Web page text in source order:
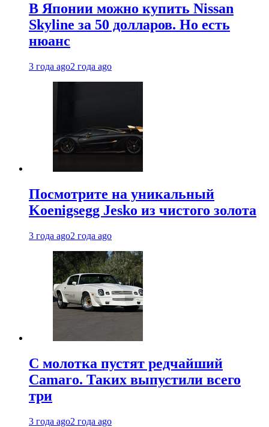
В Японии можно купить Nissan
Skyline за 50 долларов. Но есть
нюанс
3 года ago2 года ago
Посмотрите на уникальный
Koenigsegg Jesko из чистого золота
3 года ago2 года ago
С молотка пустят редчайший
Camaro. Таких выпустили всего
три
3 года ago2 года ago